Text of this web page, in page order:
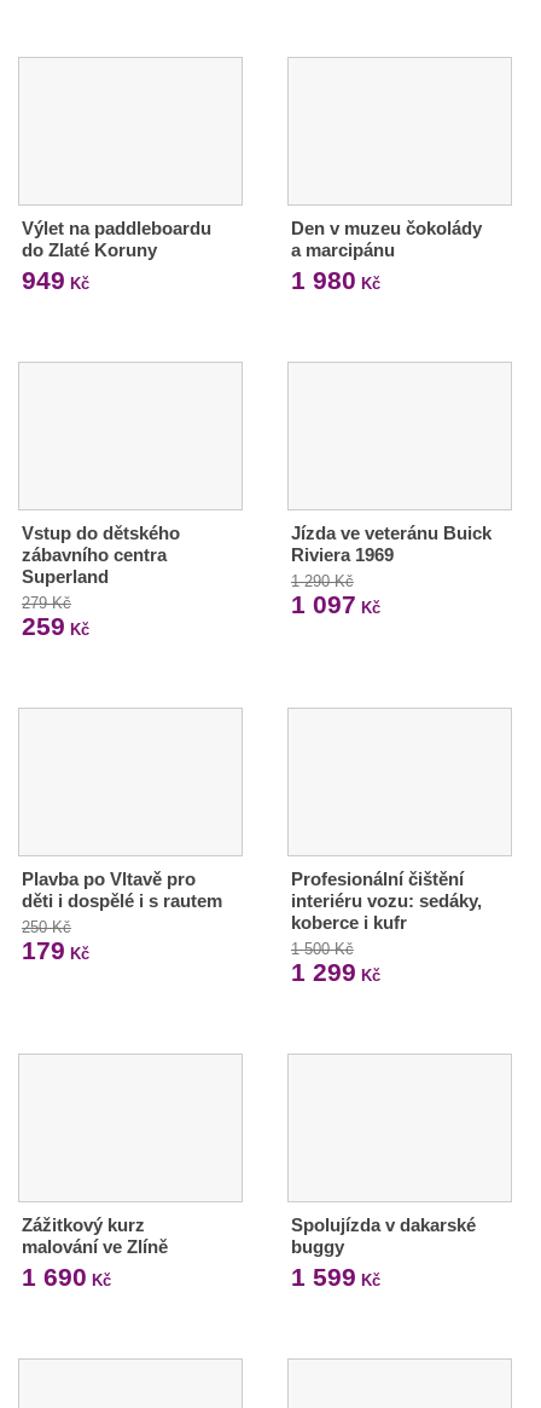
Výlet na paddleboardu
do Zlaté Koruny
949 Kč
Den v muzeu čokolády
a marcipánu
1 980 Kč
Vstup do dětského
zábavního centra
Superland
279 Kč
259 Kč
Jízda ve veteránu Buick
Riviera 1969
1 290 Kč
1 097 Kč
Plavba po Vltavě pro
děti i dospělé i s rautem
250 Kč
179 Kč
Profesionální čištění
interiéru vozu: sedáky,
koberce i kufr
1 500 Kč
1 299 Kč
Zážitkový kurz
malování ve Zlíně
1 690 Kč
Spolujízda v dakarské
buggy
1 599 Kč